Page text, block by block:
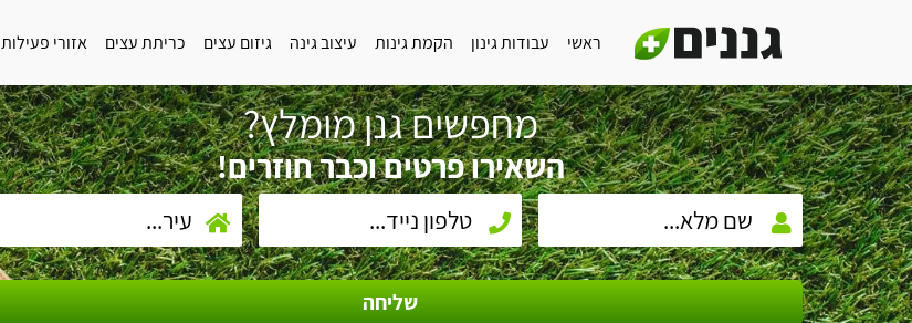
ראשי עבודות גינון הקמת גינות עיצוב גינה גיזום עצים כריתת עצים אזורי פעילות
מחפשים גנן מומלץ?
השאירו פרטים וכבר חוזרים!
שליחה